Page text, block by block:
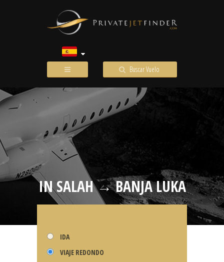
Buscar Vuelo
IN SALAH → BANJA LUKA
IDA
VIAJE REDONDO